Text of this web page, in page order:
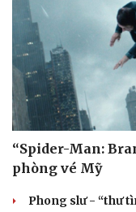
“Spider-Man:
phòng vé Mỹ
Phong slư - “thư